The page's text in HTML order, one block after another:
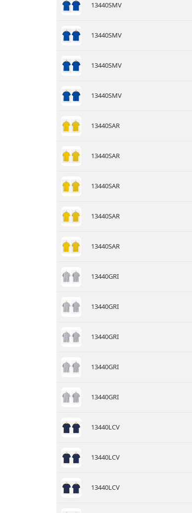
13440SMV
13440SMV
13440SMV
13440SMV
13440SAR
13440SAR
13440SAR
13440SAR
13440SAR
13440GRI
13440GRI
13440GRI
13440GRI
13440GRI
13440LCV
13440LCV
13440LCV